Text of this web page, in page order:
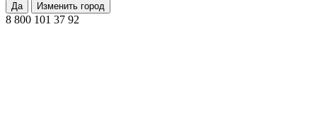
Да Изменить город
8 800 101 37 92